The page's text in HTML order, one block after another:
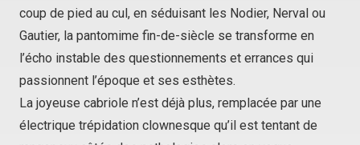
coup de pied au cul, en séduisant les Nodier, Nerval ou
Gautier, la pantomime fin-de-siècle se transforme en
l’écho instable des questionnements et errances qui
passionnent l’époque et ses esthètes.
La joyeuse cabriole n’est déjà plus, remplacée par une
électrique trépidation clownesque qu’il est tentant de